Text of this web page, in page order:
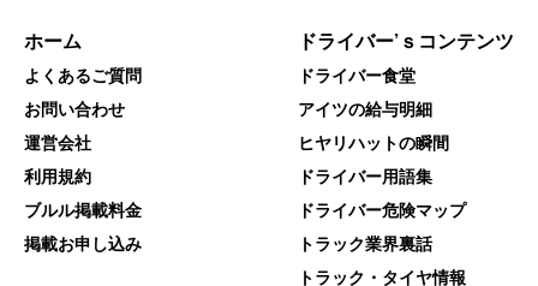
ホーム
よくあるご質問
お問い合わせ
運営会社
利用規約
ブルル掲載料金
掲載お申し込み
ドライバー’ｓコンテンツ
ドライバー食堂
アイツの給与明細
ヒヤリハットの瞬間
ドライバー用語集
ドライバー危険マップ
トラック業界裏話
トラック・タイヤ情報